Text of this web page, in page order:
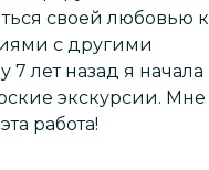
своей любовью к
с другими
лет назад я начала
экскурсии. Мне
работа!